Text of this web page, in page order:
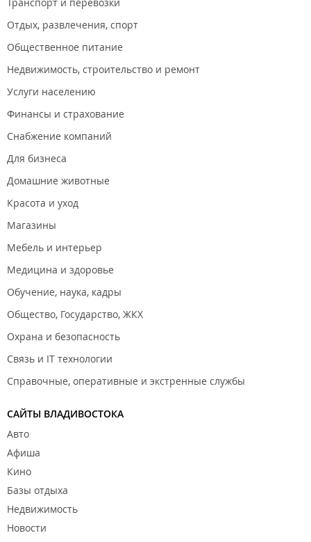
Транспорт и перевозки
Отдых, развлечения, спорт
Общественное питание
Недвижимость, строительство и ремонт
Услуги населению
Финансы и страхование
Снабжение компаний
Для бизнеса
Домашние животные
Красота и уход
Магазины
Мебель и интерьер
Медицина и здоровье
Обучение, наука, кадры
Общество, Государство, ЖКХ
Охрана и безопасность
Связь и IT технологии
Справочные, оперативные и экстренные службы
САЙТЫ ВЛАДИВОСТОКА
Авто
Афиша
Кино
Базы отдыха
Недвижимость
Новости